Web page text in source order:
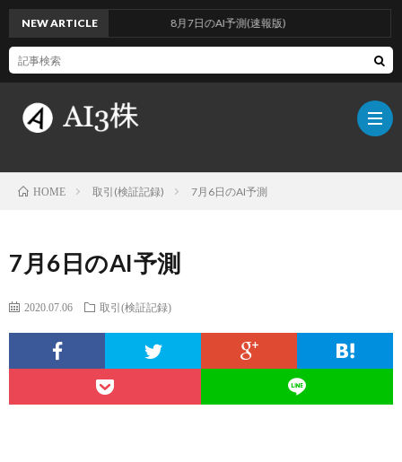
グ
NEW ARTICLE 8月7日のAI予測(速報版)
HOME 取引(検証記録) 7月6日のAI予測
7月6日のAI予測
2020.07.06 取引(検証記録)